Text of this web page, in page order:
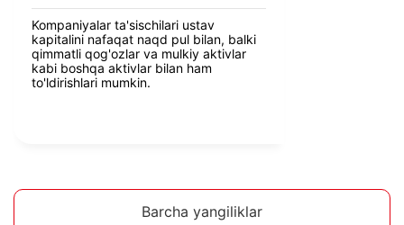
Kompaniyalar ta'sischilari ustav
kapitalini nafaqat naqd pul bilan, balki
qimmatli qog'ozlar va mulkiy aktivlar
kabi boshqa aktivlar bilan ham
to'ldirishlari mumkin.
Barcha yangiliklar